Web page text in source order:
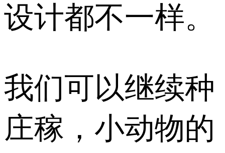
设计都不一样。
我们可以继续种
庄稼，小动物的